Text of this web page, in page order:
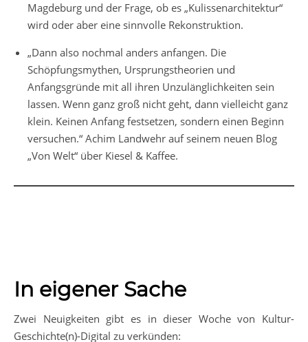
Magdeburg und der Frage, ob es „Kulissenarchitektur“
wird oder aber eine sinnvolle Rekonstruktion.
„Dann also nochmal anders anfangen. Die
Schöpfungsmythen, Ursprungstheorien und
Anfangsgründe mit all ihren Unzulänglichkeiten sein
lassen. Wenn ganz groß nicht geht, dann vielleicht ganz
klein. Keinen Anfang festsetzen, sondern einen Beginn
versuchen.“ Achim Landwehr auf seinem neuen Blog
„Von Welt“ über Kiesel & Kaffee.
In eigener Sache
Zwei Neuigkeiten gibt es in dieser Woche von Kultur-
Geschichte(n)-Digital zu verkünden: